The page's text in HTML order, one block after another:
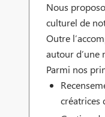
Nous
culturel de
Outre
autour d’une
Parmi nos
créatrices